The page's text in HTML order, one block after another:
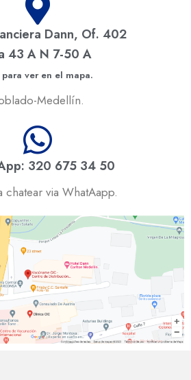
Dann, Of. 402
43 A N 7-50 A
ver en el mapa.
Medellín.
320 675 34 50
chatear via WhatAapp.